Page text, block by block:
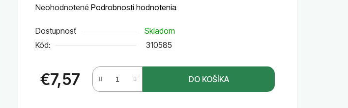
Priemerné
produktu
je
Neohodnotené Podrobnosti hodnotenia
Dostupnosť
Skladom
Kód:
310585
€7,57
Jednotková cena:
DO KOŠÍKA